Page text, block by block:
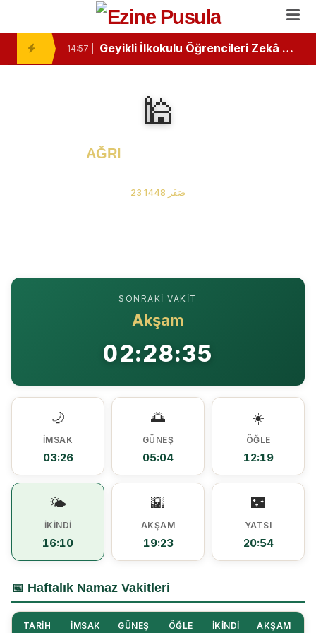
Ezine’de Minik Kalemlerden Büyük Başarı: İlk Kitaplarını Okurlarıyla Buluşturdular
14:57 | Geyikli İlkokulu Öğrencileri Zekâ Oyunlarında Zirvede
16:48 | Kaymakam Kaptanoğlu’ndan Kıbrıs Gazisi Recep Kıral’a iftar ziyareti
🕌
AĞRI
23 صَفَر 1448
SONRAKI VAKIT
Akşam
02:28:35
🌙
İMSAK
03:26
🌅
GÜNEŞ
05:04
☀️
ÖĞLE
12:19
🌤️
İKINDI
16:10
🌇
AKŞAM
19:23
🌃
YATSI
20:54
📅 Haftalık Namaz Vakitleri
TARIH İMSAK GÜNEŞ ÖĞLE İKINDI AKŞAM